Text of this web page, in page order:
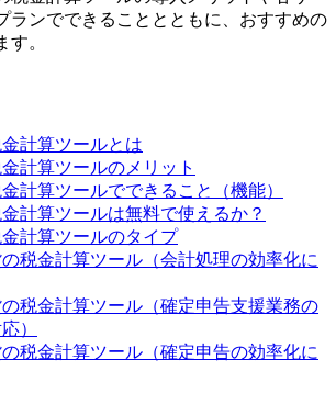
ランでできることとともに、おすすめの
。
計算ツールとは
計算ツールのメリット
計算ツールでできること（機能）
計算ツールは無料で使えるか？
計算ツールのタイプ
税金計算ツール（会計処理の効率化に
税金計算ツール（確定申告支援業務の
）
税金計算ツール（確定申告の効率化に